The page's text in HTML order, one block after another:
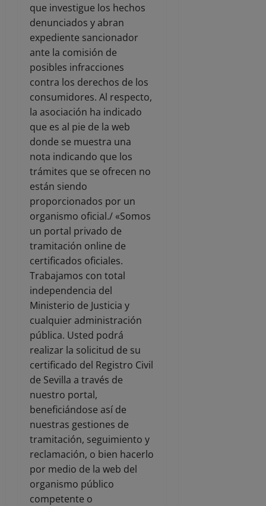
que investigue los hechos
denunciados y abran
expediente sancionador
ante la comisión de
posibles infracciones
contra los derechos de los
consumidores. Al respecto,
la asociación ha indicado
que es al pie de la web
donde se muestra una
nota indicando que los
trámites que se ofrecen no
están siendo
proporcionados por un
organismo oficial./ «Somos
un portal privado de
tramitación online de
certificados oficiales.
Trabajamos con total
independencia del
Ministerio de Justicia y
cualquier administración
pública. Usted podrá
realizar la solicitud de su
certificado del Registro Civil
de Sevilla a través de
nuestro portal,
beneficiándose así de
nuestras gestiones de
tramitación, seguimiento y
reclamación, o bien hacerlo
por medio de la web del
organismo público
competente o